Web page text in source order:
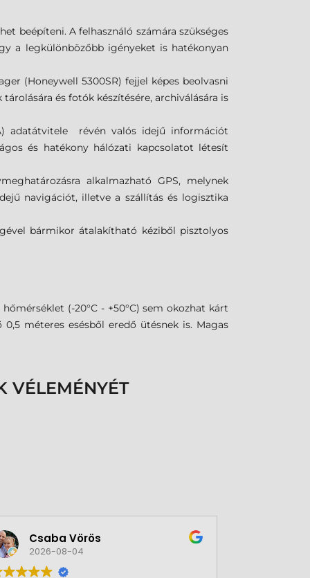
beépíteni. A felhasználó számára szükséges
a legkülönbözőbb igényeket is hatékonyan
(Honeywell 5300SR) fejjel képes beolvasni
és fotók készítésére, archiválására is
adatátvitele révén valós idejű információt
és hatékony hálózati kapcsolatot létesít
alkalmazható GPS, melynek
navigációt, illetve a szállítás és logisztika
bármikor átalakítható kéziből pisztolyos
(-20°C - +50°C) sem okozhat kárt
méteres esésből eredő ütésnek is. Magas
VÉLEMÉNYÉT
Csaba Vörös
2026-08-04